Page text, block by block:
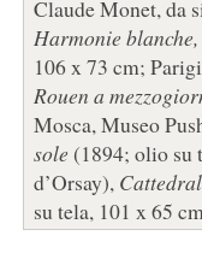
Claude Monet, da
Harmonie
106 x 73 cm;
Rouen a
Mosca, Museo
sole (1894; olio su
d’Orsay),
su tela, 101 x 65